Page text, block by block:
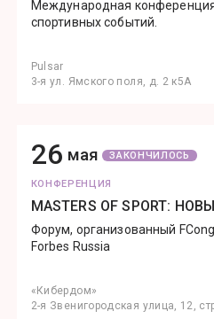
Международная
спортивных событий.
Pulsar
3-я ул. Ямского поля, д. 2 к5А
26 мая ЗАКОНЧИЛОСЬ
КОНФЕРЕНЦИЯ
MASTERS OF SPORT:
Форум, организованный
Forbes Russia
«Кибердом»
2-я Звенигородская улица, 12,